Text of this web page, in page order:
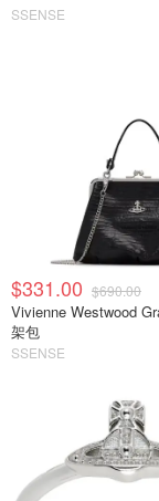
SSENSE
$331.00 $690.00
Vivienne Westwood
架包
SSENSE